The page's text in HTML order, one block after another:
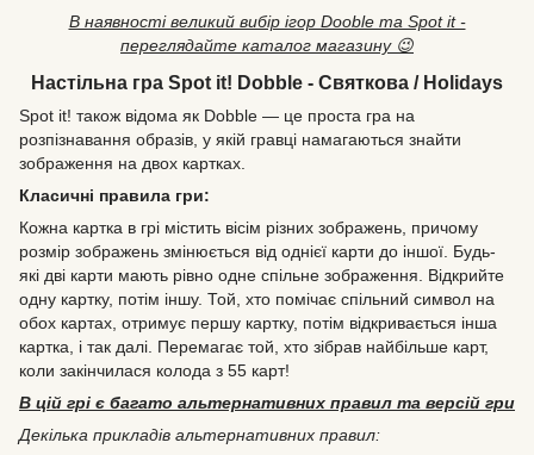
В наявності великий вибір ігор Dooble та Spot it -
переглядайте каталог магазину 😉
Настільна гра Spot it! Dobble - Святкова / Holidays
Spot it! також відома як Dobble — це проста гра на
розпізнавання образів, у якій гравці намагаються знайти
зображення на двох картках.
Класичні правила гри:
Кожна картка в грі містить вісім різних зображень, причому
розмір зображень змінюється від однієї карти до іншої. Будь-
які дві карти мають рівно одне спільне зображення. Відкрийте
одну картку, потім іншу. Той, хто помічає спільний символ на
обох картах, отримує першу картку, потім відкривається інша
картка, і так далі. Перемагає той, хто зібрав найбільше карт,
коли закінчилася колода з 55 карт!
В цій грі є багато альтернативних правил та версій гри
Декілька прикладів альтернативних правил: